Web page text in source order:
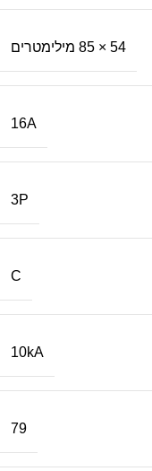
54 × 85 מילימטרים
16A
3P
C
10kA
79